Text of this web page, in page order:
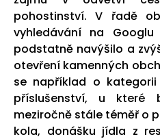
pohostinství. V řadě
vyhledávání na
podstatně navýšilo a
otevření kamenných
se například o
příslušenství, u které
meziročně stále téměř o
kola, donášku jídla z